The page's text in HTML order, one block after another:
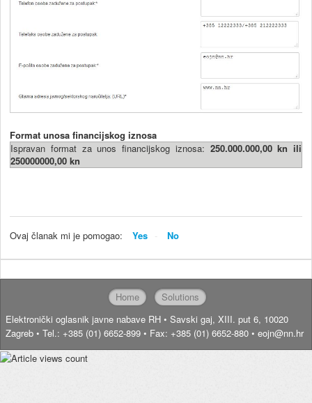
Format unosa financijskog iznosa
Ispravan format za unos financijskog iznosa: 250.000.000,00 kn ili
250000000,00 kn
Ovaj članak mi je pomogao: Yes No
Home
Solutions
Elektronički oglasnik javne nabave RH • Savski gaj, XIII. put 6, 10020
Zagreb • Tel.: +385 (01) 6652-899 • Fax: +385 (01) 6652-880 • eojn@nn.hr